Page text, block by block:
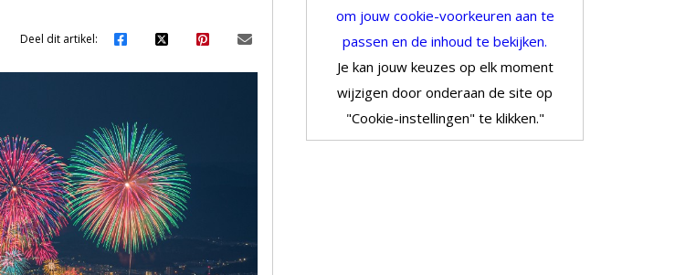
Deel dit artikel:
om jouw cookie-voorkeuren aan te
passen en de inhoud te bekijken.
Je kan jouw keuzes op elk moment
wijzigen door onderaan de site op
"Cookie-instellingen" te klikken."